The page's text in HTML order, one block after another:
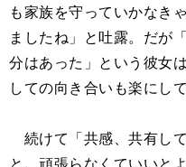
も家族を守っていかなき
ましたね」と吐露。だが
分はあった」という彼女
しての向き合いも楽にし
続けて「共感、共有し